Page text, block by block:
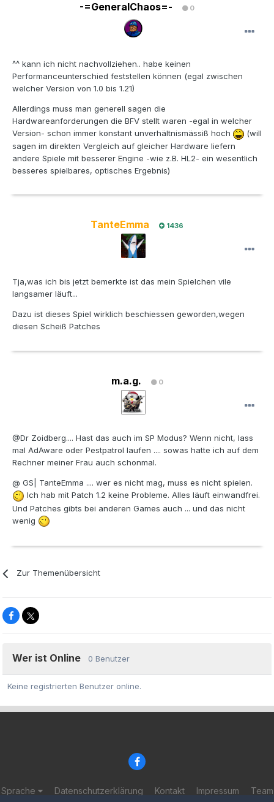
-=GeneralChaos=- 0
^^ kann ich nicht nachvollziehen.. habe keinen
Performanceunterschied feststellen können (egal zwischen
welcher Version von 1.0 bis 1.21)
Allerdings muss man generell sagen die
Hardwareanforderungen die BFV stellt waren -egal in welcher
Version- schon immer konstant unverhältnismässiß hoch
(will
sagen im direkten Vergleich auf gleicher Hardware liefern
andere Spiele mit besserer Engine -wie z.B. HL2- ein wesentlich
besseres spielbares, optisches Ergebnis)
TanteEmma 1436
Tja,was ich bis jetzt bemerkte ist das mein Spielchen vile
langsamer läuft...
Dazu ist dieses Spiel wirklich beschiessen geworden,wegen
diesen Scheiß Patches
m.a.g. 0
@Dr Zoidberg.... Hast das auch im SP Modus? Wenn nicht, lass
mal AdAware oder Pestpatrol laufen .... sowas hatte ich auf dem
Rechner meiner Frau auch schonmal.
@ GS| TanteEmma .... wer es nicht mag, muss es nicht spielen.
Ich hab mit Patch 1.2 keine Probleme. Alles läuft einwandfrei.
Und Patches gibts bei anderen Games auch ... und das nicht
wenig
Zur Themenübersicht
Wer ist Online 0 Benutzer
Keine registrierten Benutzer online.
Sprache Datenschutzerklärung Kontakt Impressum Team